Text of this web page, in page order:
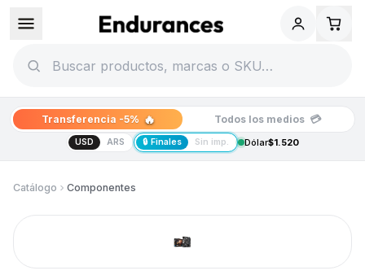
Transferencia -5% 🔥 Todos los medios 💳
USD ARS 🔒 Finales Sin imp. Dólar$1.520
Catálogo Componentes